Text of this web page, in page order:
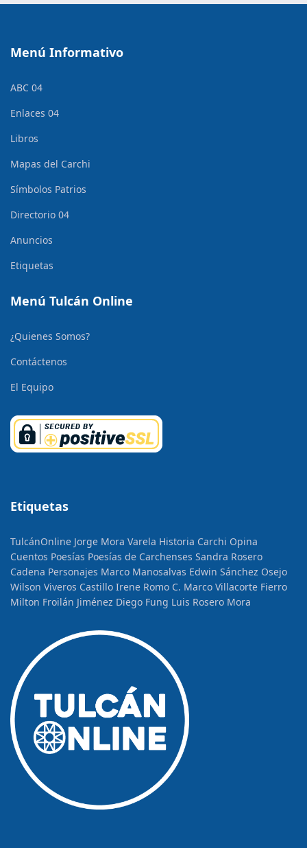
Menú Informativo
ABC 04
Enlaces 04
Libros
Mapas del Carchi
Símbolos Patrios
Directorio 04
Anuncios
Etiquetas
Menú Tulcán Online
¿Quienes Somos?
Contáctenos
El Equipo
Etiquetas
TulcánOnline Jorge Mora Varela Historia Carchi Opina
Cuentos Poesías Poesías de Carchenses Sandra Rosero
Cadena Personajes Marco Manosalvas Edwin Sánchez Osejo
Wilson Viveros Castillo Irene Romo C. Marco Villacorte Fierro
Milton Froilán Jiménez Diego Fung Luis Rosero Mora